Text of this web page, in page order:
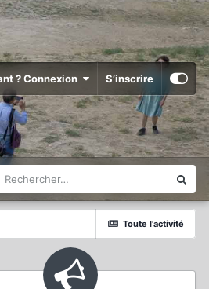
? Connexion S’inscrire
Toute l’activité